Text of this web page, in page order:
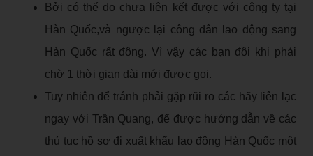
Bởi có thể do chưa liên kết được với công ty tại
Hàn Quốc,và ngược lại công dân lao động sang
Hàn Quốc rất đông. Vì vậy các bạn đôi khi phải
chờ 1 thời gian dài mới được gọi.
Tuy nhiên để tránh phải gặp rũi ro các hãy liên lạc
ngay với Trần Quang, để được hướng dẫn về các
thủ tục hồ sơ đi xuất khẩu lao động Hàn Quốc một